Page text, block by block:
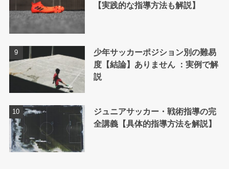
【実践的な指導方法も解説】
少年サッカーポジション別の難易
度【結論】ありません ：実例で解
説
ジュニアサッカー・戦術指導の完
全講義【具体的指導方法を解説】